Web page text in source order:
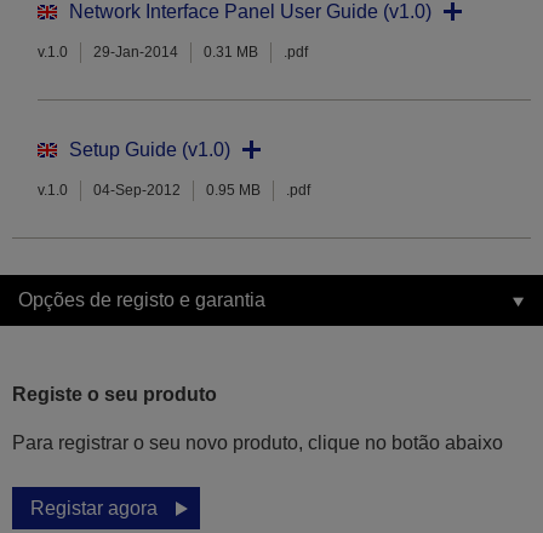
Network Interface Panel User Guide (v1.0)
v.1.0 29-Jan-2014 0.31 MB .pdf
Setup Guide (v1.0)
v.1.0 04-Sep-2012 0.95 MB .pdf
Opções de registo e garantia
Registe o seu produto
Para registrar o seu novo produto, clique no botão abaixo
Registar agora